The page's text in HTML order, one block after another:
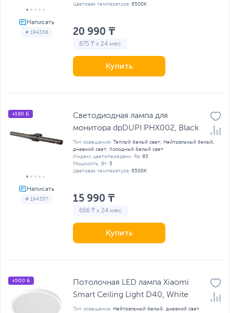
# 194358
Цветовая температура: 6500К
20 990 ₸
875 ₸ x 24 мес
Купить
# 194357
+160 Б
Светодиодная лампа для
монитора dpDUPI PHX002, Black
Тип освещения: Теплый белый свет; Нейтральный белый,
дневной свет; Холодный белый свет
Индекс цветопередачи, Ra: 85
Мощность, Вт: 5
Цветовая температура: 6500К
15 990 ₸
666 ₸ x 24 мес
Купить
+500 Б
Потолочная LED лампа Xiaomi
Smart Ceiling Light D40, White
Тип освещения: Нейтральный белый, дневной свет